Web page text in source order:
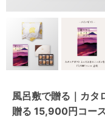
風呂敷で贈る｜カタ
贈る 15,900円コー